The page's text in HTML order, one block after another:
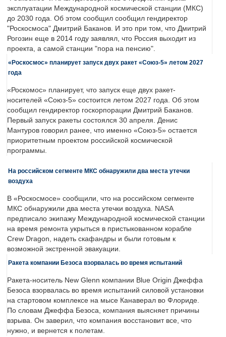
эксплуатации Международной космической станции (МКС)
до 2030 года. Об этом сообщил сообщил гендиректор
"Роскосмоса" Дмитрий Баканов. И это при том, что Дмитрий
Рогозин еще в 2014 году заявлял, что Россия выходит из
проекта, а самой станции "пора на пенсию".
«Роскосмос» планирует запуск двух ракет «Союз-5» летом 2027
года
«Роскомос» планирует, что запуск еще двух ракет-
носителей «Союз-5» состоится летом 2027 года. Об этом
сообщил гендиректор госкорпорации Дмитрий Баканов.
Первый запуск ракеты состоялся 30 апреля. Денис
Мантуров говорил ранее, что именно «Союз-5» остается
приоритетным проектом российской космической
программы.
На российском сегменте МКС обнаружили два места утечки
воздуха
В «Роскосмосе» сообщили, что на российском сегменте
МКС обнаружили два места утечки воздуха. NASA
предписало экипажу Международной космической станции
на время ремонта укрыться в пристыкованном корабле
Crew Dragon, надеть скафандры и были готовым к
возможной экстренной эвакуации.
Ракета компании Безоса взорвалась во время испытаний
Ракета-носитель New Glenn компании Blue Origin Джеффа
Безоса взорвалась во время испытаний силовой установки
на стартовом комплексе на мысе Канаверал во Флориде.
По словам Джеффа Безоса, компания выясняет причины
взрыва. Он заверил, что компания восстановит все, что
нужно, и вернется к полетам.